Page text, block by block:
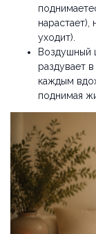
нарастает),
уходит).
Воздушный
раздувает
каждым
поднимая